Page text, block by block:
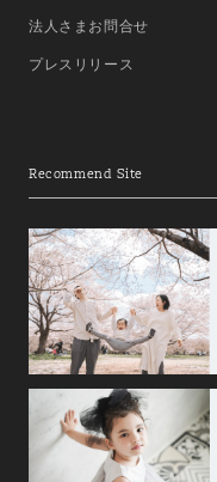
法人さまお問合せ
プレスリリース
Recommend Site